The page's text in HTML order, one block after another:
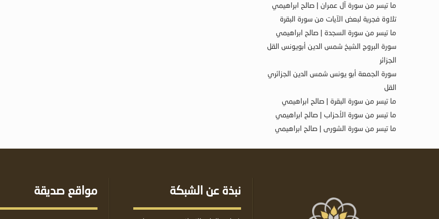
ما تيسر من سورة آل عمران | صالح ابراهيمي
تلاوة فجرية لبعض الآيات من سورة البقرة
ما تيسر من سورة السجدة | صالح ابراهيمي
سورة البروج الشيخ شمس الدين أبويونس القل
الجزائر
سورة الجمعة أبو يونس شمس الدين الجزائري
القل
ما تيسر من سورة البقرة | صالح ابراهيمي
ما تيسر من سورة الأحزاب | صالح ابراهيمي
ما تيسر من سورة الشورى | صالح ابراهيمي
نبذة عن الشبكة مواقع صديقة